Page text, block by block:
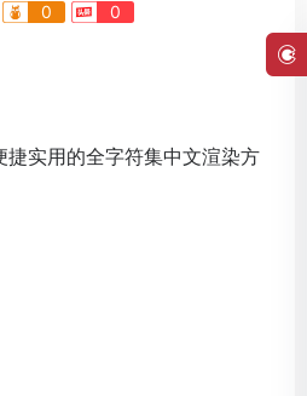
0 0
实用的全字符集中文渲染方